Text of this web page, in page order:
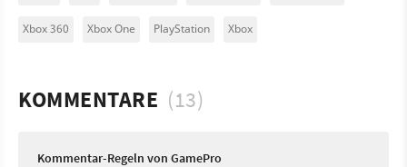
Xbox 360 Xbox One PlayStation Xbox
KOMMENTARE (13)
Kommentar-Regeln von GamePro